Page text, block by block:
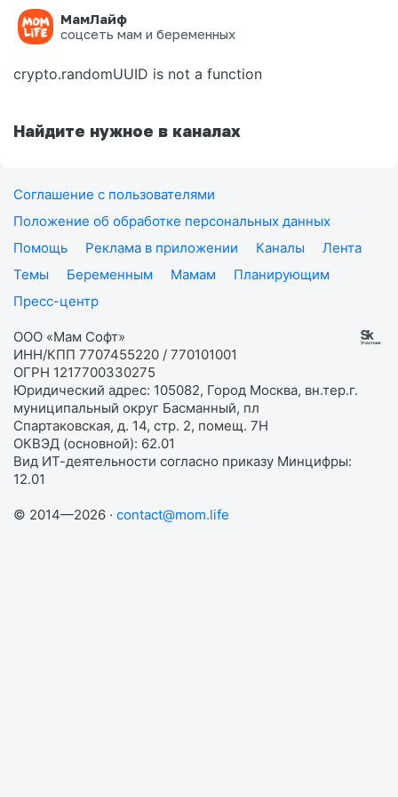
МамЛайф
соцсеть мам и беременных
Ошибка на странице
crypto.randomUUID is not a function
Найдите нужное в каналах
Соглашение с пользователями
Положение об обработке персональных данных
Помощь
Реклама в приложении Каналы
Лента
Темы
Беременным Мамам
Планирующим
Пресс-центр
ООО «Мам Софт»
ИНН/КПП 7707455220 / 770101001
ОГРН 1217700330275
Юридический адрес: 105082, Город Москва, вн.тер.г.
муниципальный округ Басманный, пл
Спартаковская, д. 14, стр. 2, помещ. 7Н
ОКВЭД (основной): 62.01
Вид ИТ-деятельности согласно приказу Минцифры:
12.01
© 2014—2026 · contact@mom.life